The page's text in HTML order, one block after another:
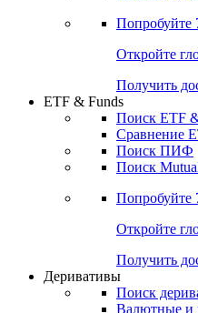
Получить
Поиск
Попробуйте
Откройте
Получить
ETF & Funds
Сравнение
Поиск
Попробуйте
Откройте